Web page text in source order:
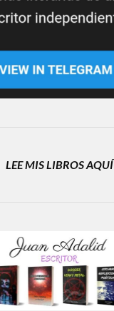
LEE MIS LIBROS AQUÍ